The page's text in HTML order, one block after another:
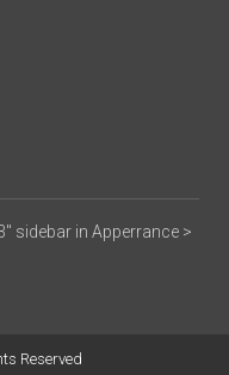
sidebar in Apperrance >
Reserved